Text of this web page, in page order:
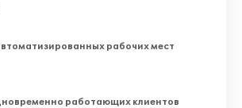
рабочих мест
работающих клиентов